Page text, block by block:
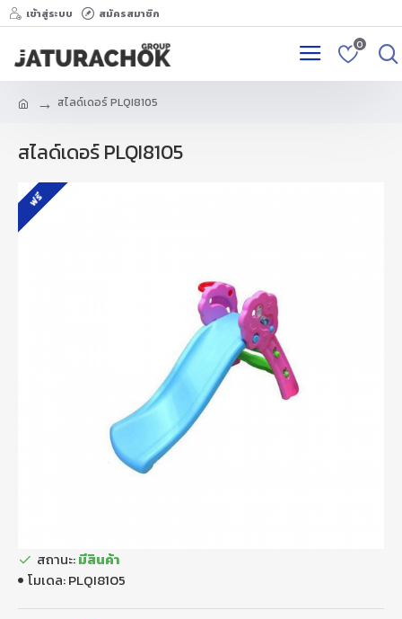
เข้าสู่ระบบ สมัครสมาชิก
0
สไลด์เดอร์ PLQI8105
สไลด์เดอร์ PLQI8105
ฟรี
สถานะ:มีสินค้า
โมเดล:PLQI8105